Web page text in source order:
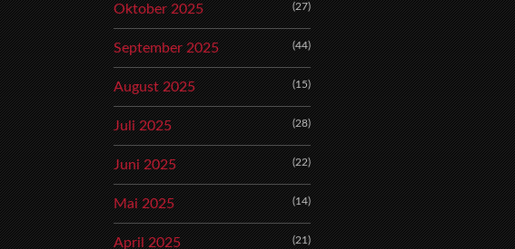
Oktober 2025 (27)
September 2025 (44)
August 2025 (15)
Juli 2025 (28)
Juni 2025 (22)
Mai 2025 (14)
April 2025 (21)